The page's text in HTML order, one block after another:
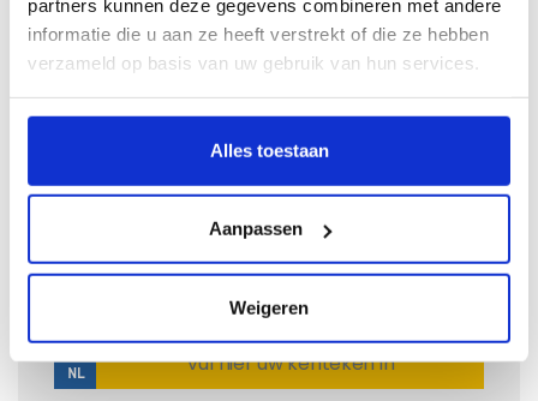
partners kunnen deze gegevens combineren met andere
informatie die u aan ze heeft verstrekt of die ze hebben
verzameld op basis van uw gebruik van hun services.
Alles toestaan
Aanpassen
Weigeren
Kies dit model
Als u het bouwjaar niet weet van uw auto kunt u hier